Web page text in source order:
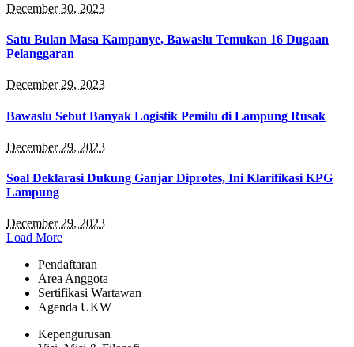
December 30, 2023
Satu Bulan Masa Kampanye, Bawaslu Temukan 16 Dugaan
Pelanggaran
December 29, 2023
Bawaslu Sebut Banyak Logistik Pemilu di Lampung Rusak
December 29, 2023
Soal Deklarasi Dukung Ganjar Diprotes, Ini Klarifikasi KPG
Lampung
December 29, 2023
Load More
Pendaftaran
Area Anggota
Sertifikasi Wartawan
Agenda UKW
Kepengurusan